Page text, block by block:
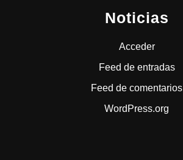
Noticias
Acceder
Feed de entradas
Feed de comentarios
WordPress.org